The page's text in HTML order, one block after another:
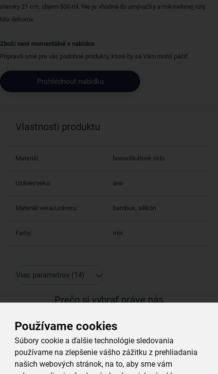
Používame cookies
Súbory cookie a ďalšie technológie sledovania
používame na zlepšenie vášho zážitku z prehliadania
našich webových stránok, na to, aby sme vám
slamky 21 cm, objem 500 ml. Nie je vhodná do umývačky a mikrovlnnej rúry.
Mix dekorov.
Zboží není momentálně v nabídce
Pripravili sme pre vás podobné produkty, ktoré by sa Vám mohli páčiť.
Prohlédnout nabídku
Vlastnosti produktu
Materiál: borosilikátové sklo
Uzáver/veko: áno
Materiál veka/uzáveru: bambus, silikón
Farby: mix
Viac parametrov (14)
Prečo si vybrať práve nás
Doprava zadarmo
Pri nákupe nad 39,99 €